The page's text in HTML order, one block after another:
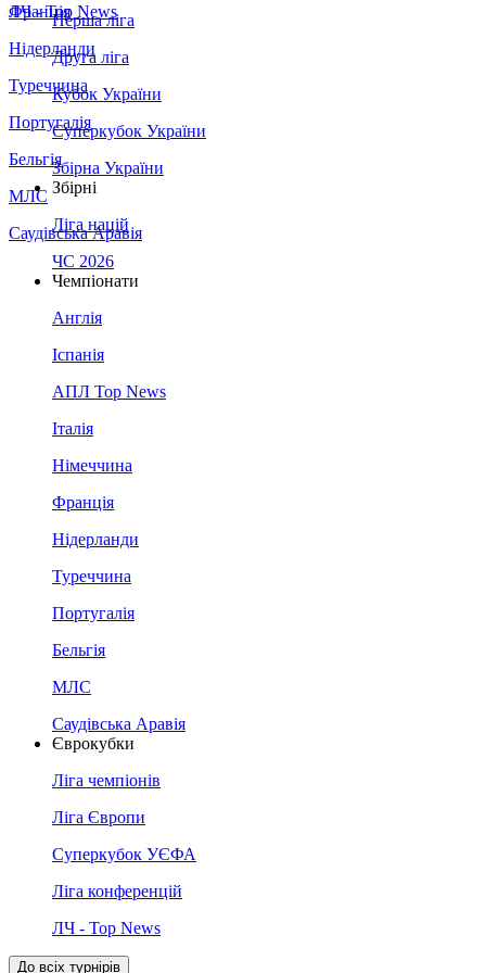
Франція
Нідерланди
Туреччина
Португалія
Бельгія
МЛС
Саудівська Аравія
ЛЧ - Top News
Перша ліга
Друга ліга
Кубок України
Суперкубок України
Збірна України
Збірні
Ліга націй
ЧС 2026
Чемпіонати
Англія
Іспанія
АПЛ Top News
Італія
Німеччина
Франція
Нідерланди
Туреччина
Португалія
Бельгія
МЛС
Саудівська Аравія
Єврокубки
Ліга чемпіонів
Ліга Європи
Суперкубок УЄФА
Ліга конференцій
ЛЧ - Top News
До всіх турнірів